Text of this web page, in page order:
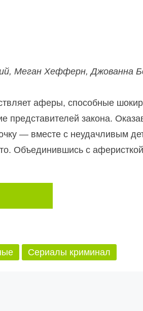
Меган Хефферн, Джованна
аферы, способные
представителей закона.
— вместе с неудачливым
Объединившись с
Сериалы криминал